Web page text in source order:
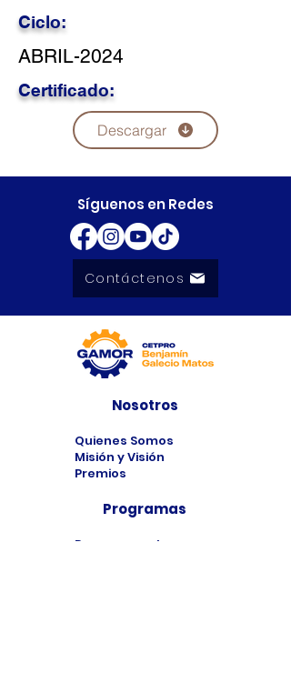
Ciclo:
ABRIL-2024
Certificado:
Descargar
Síguenos en Redes
Contáctenos
Nosotros
Quienes Somos
Misión y Visión
Premios
Programas
Programas de